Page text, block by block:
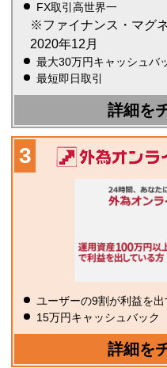
FX取引高世界一
※ファイナンス・マグ
2020年12月
最大30万円キャッシュバ
最短即日取引
詳細を
ユーザーの9割が利益を
15万円キャッシュバック
詳細を